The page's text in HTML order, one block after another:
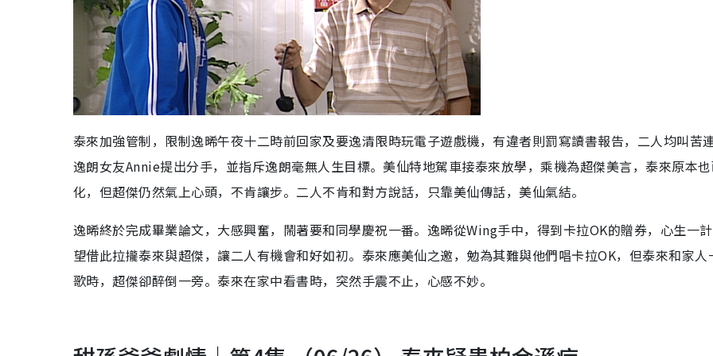
泰來加強管制，限制逸晞午夜十二時前回家及要逸清限時玩電子遊戲機，有違者則罰寫讀書報告，二人均叫苦連
逸朗女友Annie提出分手，並指斥逸朗毫無人生目標。美仙特地駕車接泰來放學，乘機為超傑美言，泰來原本
化，但超傑仍然氣上心頭，不肯讓步。二人不肯和對方說話，只靠美仙傳話，美仙氣結。
逸晞終於完成畢業論文，大感興奮，鬧著要和同學慶祝一番。逸晞從Wing手中，得到卡拉OK的贈券，心生一
望借此拉攏泰來與超傑，讓二人有機會和好如初。泰來應美仙之邀，勉為其難與他們唱卡拉OK，但泰來和家人
歌時，超傑卻醉倒一旁。泰來在家中看書時，突然手震不止，心感不妙。